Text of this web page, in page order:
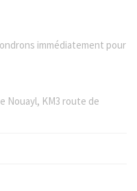
immédiatement pour
Nouayl, KM3 route de